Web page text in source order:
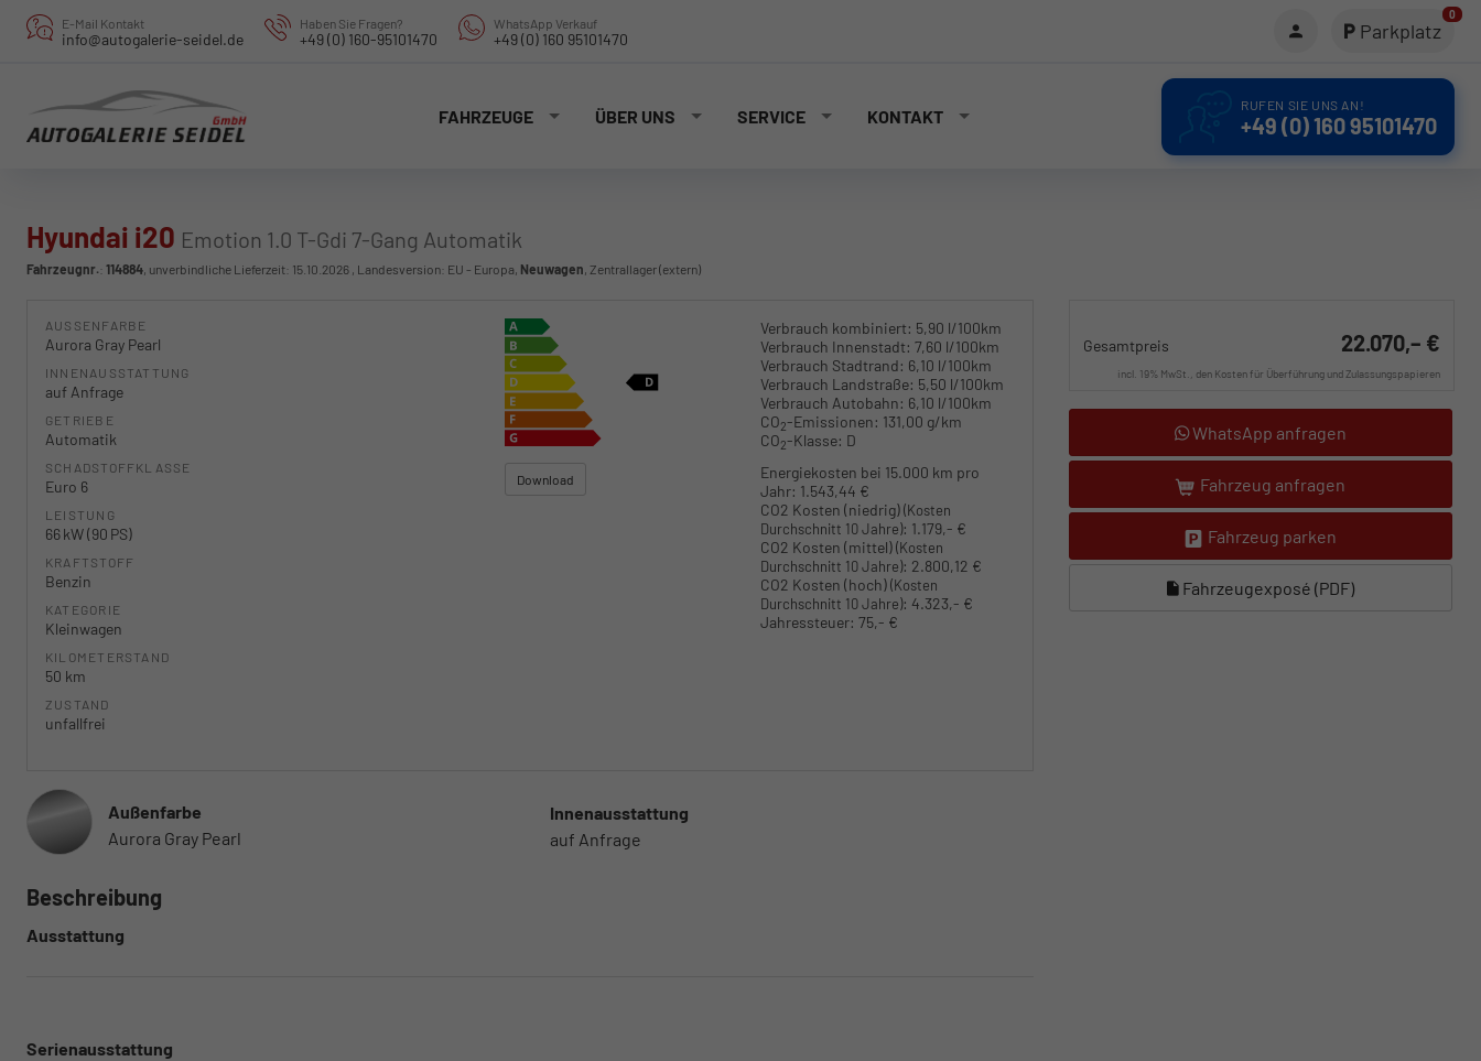
E-Mail Kontakt
info@autogalerie-seidel.de
Haben Sie Fragen?
+49 (0) 160-95101470
WhatsApp Verkauf
+49 (0) 160 95101470 Parkplatz
0
FAHRZEUGE ÜBER UNS SERVICE KONTAKT
RUFEN SIE UNS AN!
+49 (0) 160 95101470
Hyundai i20 Emotion 1.0 T-Gdi 7-Gang Automatik
Fahrzeugnr.: 114884, unverbindliche Lieferzeit: 15.10.2026 , Landesversion: EU - Europa, Neuwagen, Zentrallager (extern)
Gesamtpreis 22.070,– €
incl. 19% MwSt., den Kosten für Überführung und Zulassungspapieren
WhatsApp anfragen
Fahrzeug anfragen
Fahrzeug parken
Fahrzeugexposé (PDF)
AUSSENFARBE
Aurora Gray Pearl
INNENAUSSTATTUNG
auf Anfrage
GETRIEBE
Automatik
SCHADSTOFFKLASSE
Euro 6
LEISTUNG
66 kW (90 PS)
KRAFTSTOFF
Benzin
KATEGORIE
Kleinwagen
KILOMETERSTAND
50 km
ZUSTAND
unfallfrei
Verbrauch kombiniert: 5,90 l/100km
Verbrauch Innenstadt: 7,60 l/100km
Verbrauch Stadtrand: 6,10 l/100km
Verbrauch Landstraße: 5,50 l/100km
Verbrauch Autobahn: 6,10 l/100km
CO2-Emissionen: 131,00 g/km
CO2-Klasse: D
Download
Energiekosten bei 15.000 km pro
Jahr: 1.543,44 €
CO2 Kosten (niedrig)(Kosten
Durchschnitt 10 Jahre): 1.179,- €
CO2 Kosten (mittel)(Kosten
Durchschnitt 10 Jahre): 2.800,12 €
CO2 Kosten (hoch)(Kosten
Durchschnitt 10 Jahre): 4.323,- €
Jahressteuer: 75,- €
Außenfarbe
Aurora Gray Pearl
Innenausstattung
auf Anfrage
Beschreibung
Ausstattung
Serienausstattung